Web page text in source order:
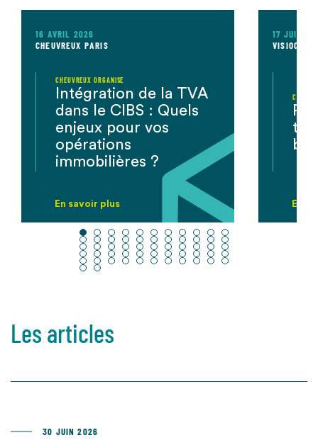
16 AVRIL 2026
CHEUVREUX PARIS
CHEUVREUX ORGANISE
Intégration de la TVA
dans le CIBS : Quels
enjeux pour vos
opérations
immobilières ?
En savoir plus
17
En
Les articles
30 JUIN 2026